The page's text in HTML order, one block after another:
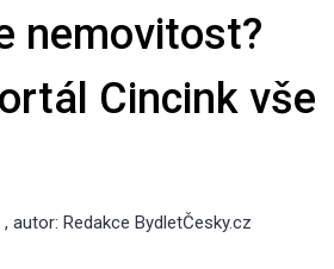
nemovitost?
Cincink vše
, autor: Redakce BydletČesky.cz